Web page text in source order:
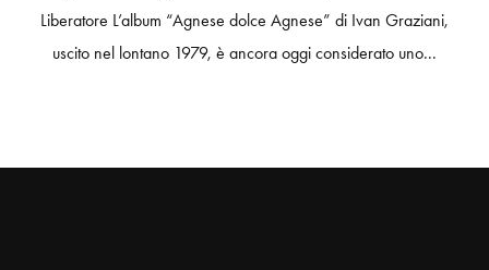
Liberatore L’album “Agnese dolce Agnese” di Ivan Graziani,
uscito nel lontano 1979, è ancora oggi considerato uno...